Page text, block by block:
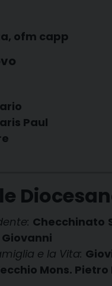
ofm capp
Paul
Checchinato
Giovanni
e la Vita:
Mons.